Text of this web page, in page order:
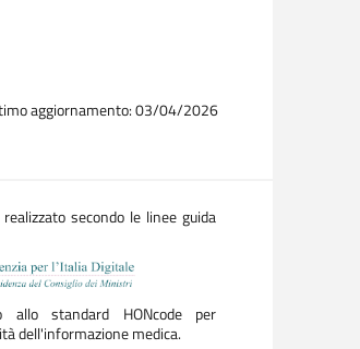
virus-host interactions
infezioni da West Nile e
la firma diFausto Baldanti
Antonio Piralla; di Marco
responsabile SSD Cell
aggiornamento: 03/04/2026
secondo le linee guida
allo standard HONcode per
dell'informazione medica.